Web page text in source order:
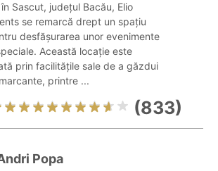
Sascut, județul Bacău, Elio
se remarcă drept un spațiu
desfășurarea unor evenimente
Această locație este
prin facilitățile sale de a găzdui
printre ...
(833)
Popa